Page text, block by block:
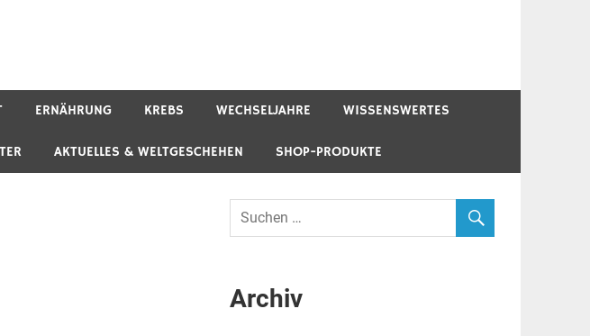
ERNÄHRUNG KREBS WECHSELJAHRE WISSENSWERTES
AKTUELLES & WELTGESCHEHEN SHOP-PRODUKTE
Archiv